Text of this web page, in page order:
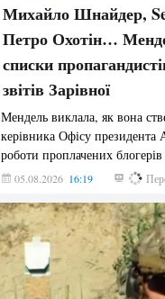
Михайло Шнайдер,
Петро Охотін…
списки
звітів Зарівної
Мендель виклала, як вона
керівника Офісу
роботи проплачених блогерів
05.08.2026 16:19 173